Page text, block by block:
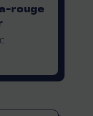
rouge